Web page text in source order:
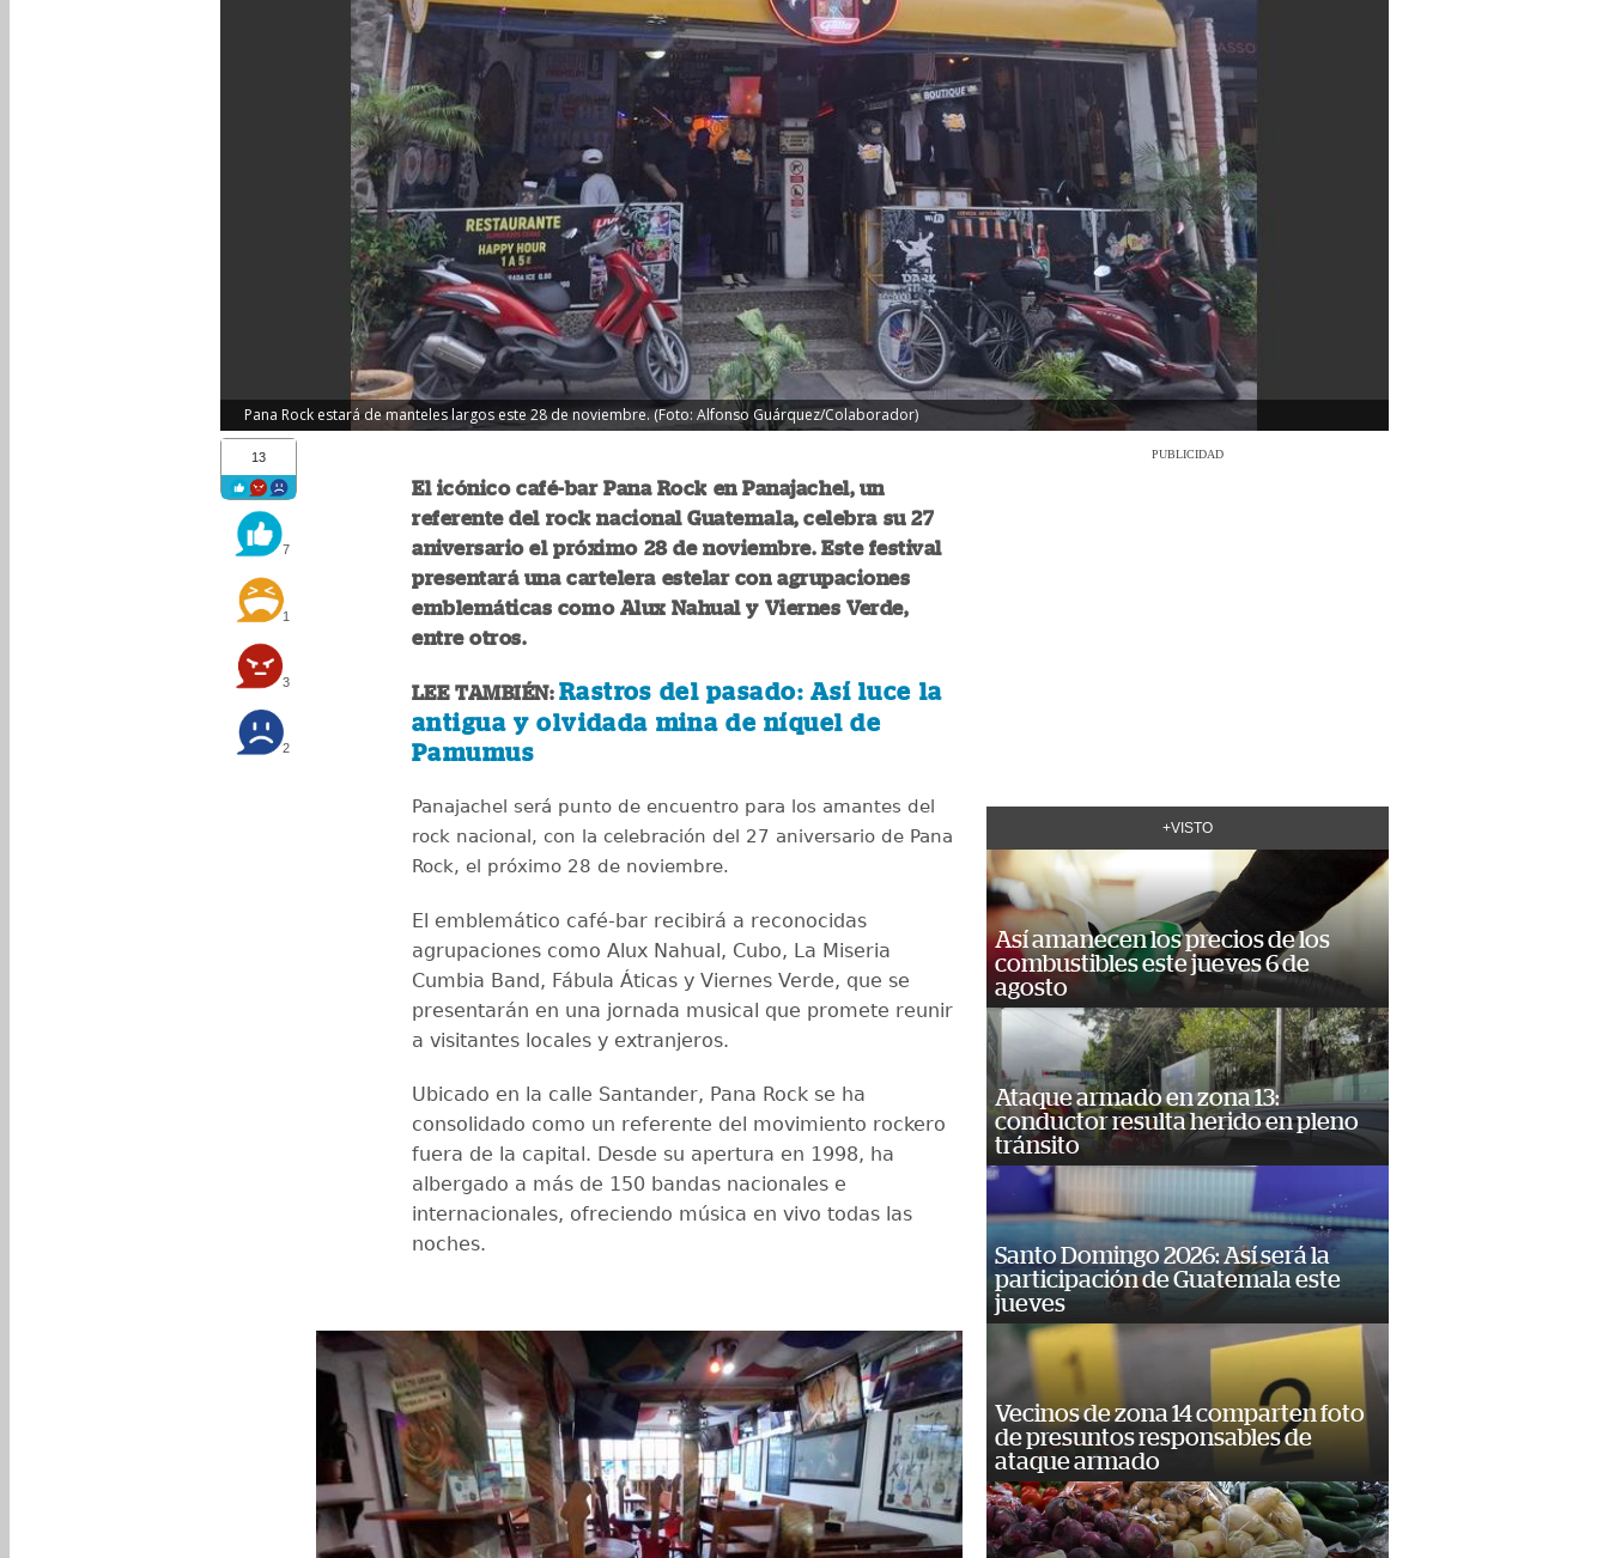
Pana Rock estará de manteles largos este 28 de noviembre. (Foto: Alfonso Guárquez/Colaborador)
13
7
1
3
2
El icónico café-bar Pana Rock en Panajachel, un
referente del rock nacional Guatemala, celebra su 27
aniversario el próximo 28 de noviembre. Este festival
presentará una cartelera estelar con agrupaciones
emblemáticas como Alux Nahual y Viernes Verde,
entre otros.
LEE TAMBIÉN: Rastros del pasado: Así luce la
antigua y olvidada mina de níquel de
Pamumus
Panajachel será punto de encuentro para los amantes del
rock nacional, con la celebración del 27 aniversario de Pana
Rock, el próximo 28 de noviembre.
El emblemático café-bar recibirá a reconocidas
agrupaciones como Alux Nahual, Cubo, La Miseria
Cumbia Band, Fábula Áticas y Viernes Verde, que se
presentarán en una jornada musical que promete reunir
a visitantes locales y extranjeros.
Ubicado en la calle Santander, Pana Rock se ha
consolidado como un referente del movimiento rockero
fuera de la capital. Desde su apertura en 1998, ha
albergado a más de 150 bandas nacionales e
internacionales, ofreciendo música en vivo todas las
noches.
PUBLICIDAD
+VISTO
Así amanecen los precios de los
combustibles este jueves 6 de
agosto
Ataque armado en zona 13:
conductor resulta herido en pleno
tránsito
Santo Domingo 2026: Así será la
participación de Guatemala este
jueves
Vecinos de zona 14 comparten foto
de presuntos responsables de
ataque armado